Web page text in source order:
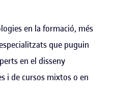
en la formació, més
que puguin
en el disseny
i de cursos mixtos o en